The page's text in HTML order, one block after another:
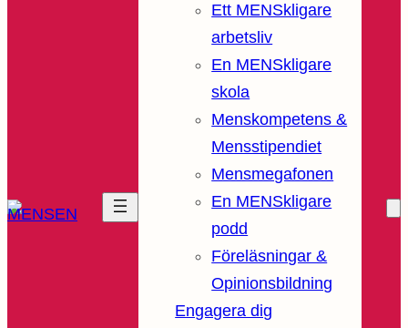
Ett MENSkligare
arbetsliv
En MENSkligare
skola
Menskompetens &
Mensstipendiet
Mensmegafonen
En MENSkligare
podd
Föreläsningar &
Opinionsbildning
Engagera dig